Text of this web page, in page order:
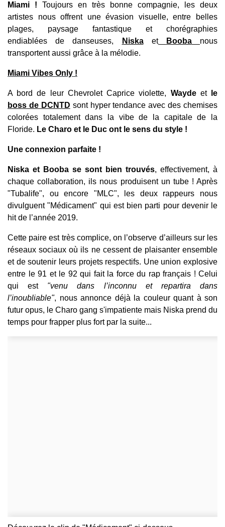
Miami ! Toujours en très bonne compagnie, les deux
artistes nous offrent une évasion visuelle, entre belles
plages, paysage fantastique et chorégraphies
endiablées de danseuses,
Niskaet Booba
nous
transportent aussi grâce à la mélodie.
Miami Vibes Only !
A bord de leur Chevrolet Caprice violette, Waydeetle
boss de DCNTD sont hyper tendance avec des chemises
colorées totalement dans la vibe de la capitale de la
Floride. Le Charo et le Duc ont le sens du style !
Une connexion parfaite !
Niska et Booba se sont bien trouvés, effectivement, à
chaque collaboration, ils nous produisent un tube ! Après
"Tubalife", ou encore "MLC", les deux rappeurs nous
divulguent "Médicament" qui est bien parti pour devenir le
hit de l’année 2019.
Cette paire est très complice, on l’observe d’ailleurs sur les
réseaux sociaux où ils ne cessent de plaisanter ensemble
et de soutenir leurs projets respectifs. Une union explosive
entre le 91 et le 92 qui fait la force du rap français ! Celui
qui est "venu dans l’inconnu et repartira dans
l’inoubliable", nous annonce déjà la couleur quant à son
futur opus, le Charo gang s'impatiente mais Niska prend du
temps pour frapper plus fort par la suite...